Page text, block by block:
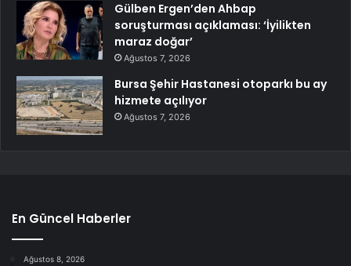
Gülben Ergen’den Ahbap
soruşturması açıklaması: ‘İyilikten
maraz doğar’
Ağustos 7, 2026
Bursa Şehir Hastanesi otoparkı bu ay
hizmete açılıyor
Ağustos 7, 2026
En Güncel Haberler
Ağustos 8, 2026